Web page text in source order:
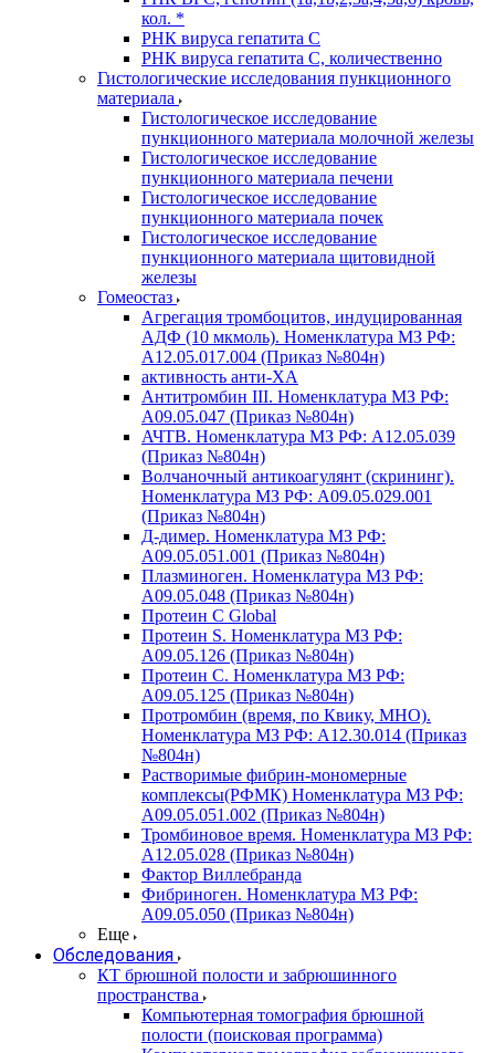
кол. *
РНК вируса гепатита C
РНК вируса гепатита C, количественно
Гистологические исследования пункционного
материала
Гистологическое исследование
пункционного материала молочной железы
Гистологическое исследование
пункционного материала печени
Гистологическое исследование
пункционного материала почек
Гистологическое исследование
пункционного материала щитовидной
железы
Гомеостаз
Агрегация тромбоцитов, индуцированная
АДФ (10 мкмоль). Номенклатура МЗ РФ:
A12.05.017.004 (Приказ №804н)
активность анти-ХА
Антитромбин III. Номенклатура МЗ РФ:
A09.05.047 (Приказ №804н)
АЧТВ. Номенклатура МЗ РФ: A12.05.039
(Приказ №804н)
Волчаночный антикоагулянт (скрининг).
Номенклатура МЗ РФ: A09.05.029.001
(Приказ №804н)
Д-димер. Номенклатура МЗ РФ:
A09.05.051.001 (Приказ №804н)
Плазминоген. Номенклатура МЗ РФ:
A09.05.048 (Приказ №804н)
Протеин C Global
Протеин S. Номенклатура МЗ РФ:
A09.05.126 (Приказ №804н)
Протеин С. Номенклатура МЗ РФ:
A09.05.125 (Приказ №804н)
Протромбин (время, по Квику, МНО).
Номенклатура МЗ РФ: A12.30.014 (Приказ
№804н)
Растворимые фибрин-мономерные
комплексы(РФМК) Номенклатура МЗ РФ:
A09.05.051.002 (Приказ №804н)
Тромбиновое время. Номенклатура МЗ РФ:
A12.05.028 (Приказ №804н)
Фактор Виллебранда
Фибриноген. Номенклатура МЗ РФ:
A09.05.050 (Приказ №804н)
Еще
Обследования
КТ брюшной полости и забрюшинного
пространства
Компьютерная томография брюшной
полости (поисковая программа)